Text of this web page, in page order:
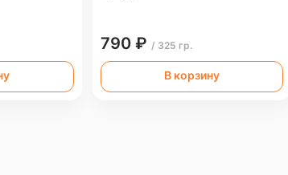
790 ₽ / 325 гр.
В корзину